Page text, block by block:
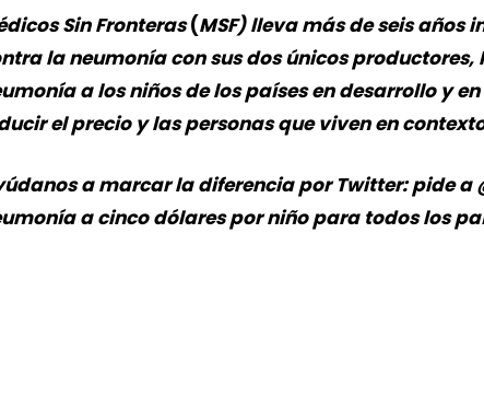
Sin Fronteras(MSF) lleva más de seis
la neumonía con sus dos únicos
a los niños de los países en desarrollo y
el precio y las personas que viven en
a marcar la diferencia por Twitter: pide a
a cinco dólares por niño para todos los